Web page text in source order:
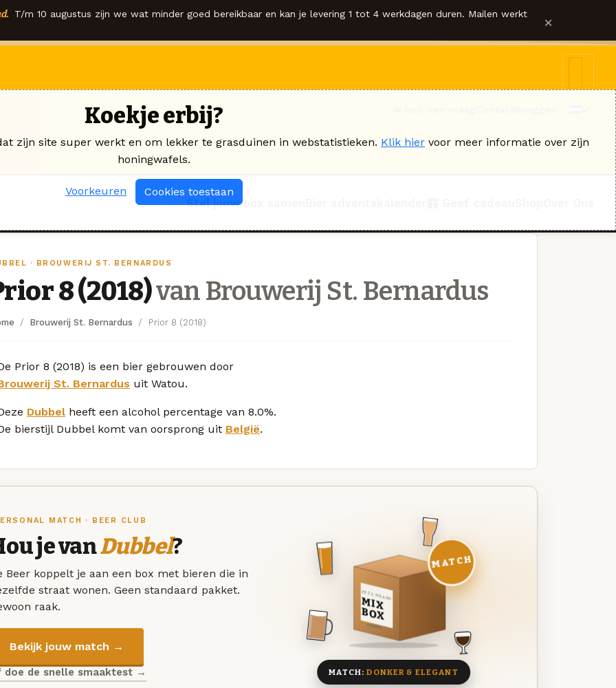
T/m 10 augustus zijn we wat minder goed bereikbaar en kan je levering 1 tot 4 werkdagen duren. Mailen werkt ×
Stel jouw box samen
· BROUWERIJ ST. BERNARDUS
8 (2018)van Brouwerij St. Bernardus
Brouwerij St. Bernardus Prior 8 (2018)
Prior 8 (2018) is een bier gebrouwen door
St. Bernardus uit Watou.
Dubbel heeft een alcohol percentage van 8.0%.
bierstijl Dubbel komt van oorsprong uit België.
MATCH · BEER CLUB
je vanDubbel?
Beer koppelt je aan een box met bieren die in
straat wonen. Geen standaard pakket.
raak.
Bekijk jouw match →
doe de snelle smaaktest →
DEZE MAAND
MIX
BOX
8 BIEREN
MATCH
MATCH:DONKER & ELEGANT
Koekje erbij?
zijn site super werkt en om lekker te grasduinen in webstatistieken. Klik hier voor meer informatie over zijn
honingwafels.
Voorkeuren Cookies toestaan